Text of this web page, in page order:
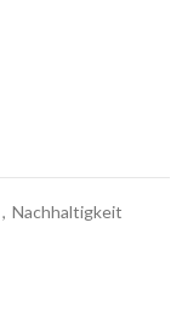
, Nachhaltigkeit